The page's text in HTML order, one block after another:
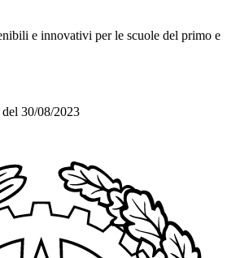
e innovativi per le scuole del primo e
30/08/2023